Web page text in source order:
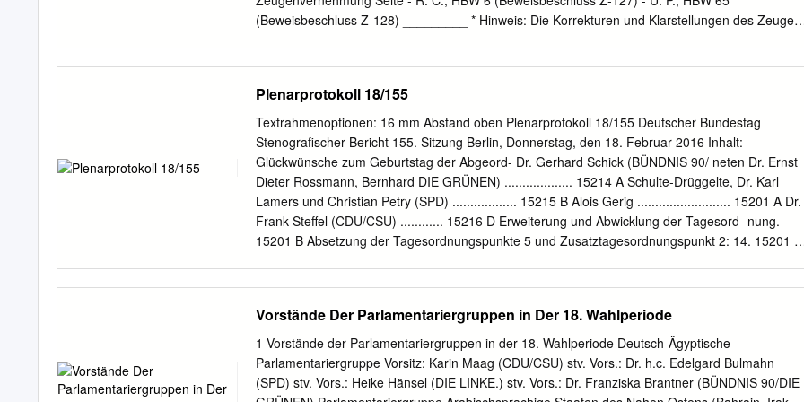
Dörflinger X Marie-Luise Dött X Hansjörg Durz X Jutta Eckenbach X Dr. Bernd Fabritius X
(Beweisbeschluss Z-128) _________ * Hinweis: Die Korrekturen und Klarstellungen des Zeugen
Ausschusses Ordentliche Mitglieder Stellvertretende Mitglieder CDU/CSU Sensburg, Prof. Dr.
Patrick Marschall, Matern von Lindholz, Andrea Ostermann, Tim, Dr. Schipanski, Tankred
Marian Warken, Nina SPD Flisek, Christian Lischka, Bernd Mittag, Susanne Zimmermann, Jens,
Dr. DIE LINKE. Renner, Martina Hahn, André, Dr. BÜNDNIS 90/DIE Notz, Dr. Konstantin von
Ströbele, Hans-Christian GRÜNEN Fraktionsmitarbeiter CDU/CSU Feser, Andreas, Dr. Allers,
Fried-Heye Fischer, Sebastian D. Schrot, Jacob SPD Heyer, Christian Hanke, Christian Diego
Ahlefeldt, Johannes von Dähne, Dr. Harald Etzkorn, Irene Schönermark, Jasper DIE LINKE.
Halbroth, Anneke Scheele, Jürgen,
Plenarprotokoll 18/155
Textrahmenoptionen: 16 mm Abstand oben Plenarprotokoll 18/155 Deutscher Bundestag
Stenografischer Bericht 155. Sitzung Berlin, Donnerstag, den 18. Februar 2016 Inhalt:
Glückwünsche zum Geburtstag der Abgeord- Dr. Gerhard Schick (BÜNDNIS 90/ neten Dr. Ernst
Dieter Rossmann, Bernhard DIE GRÜNEN) ................... 15214 A Schulte-Drüggelte, Dr. Karl
Lamers und Christian Petry (SPD) .................. 15215 B Alois Gerig .......................... 15201 A Dr.
Frank Steffel (CDU/CSU) ............ 15216 D Erweiterung und Abwicklung der Tagesord- nung.
15201 B Absetzung der Tagesordnungspunkte 5 und Zusatztagesordnungspunkt 2: 14. 15201 D
Drucksache 18/7553 ................... 15218 B Erste Beratung des von der Bundesregie- rung
eingebrachten Entwurfs eines Ersten Dr. Anton Hofreiter (BÜNDNIS 90/ Gesetzes zur
Novellierung von Finanz- DIE GRÜNEN) ..................... 15218 B marktvorschriften auf Grund
europäischer Marian Wendt (CDU/CSU) .............. 15219 D Rechtsakte (Erstes
Finanzmarktnovellie- rungsgesetz – 1. FiMaNoG) Katja Kipping (DIE LINKE) ............ 15221 D
Vorstände Der Parlamentariergruppen in Der 18. Wahlperiode
1 Vorstände der Parlamentariergruppen in der 18. Wahlperiode Deutsch-Ägyptische
Parlamentariergruppe Vorsitz: Karin Maag (CDU/CSU) stv. Vors.: Dr. h.c. Edelgard Bulmahn
(SPD) stv. Vors.: Heike Hänsel (DIE LINKE.) stv. Vors.: Dr. Franziska Brantner (BÜNDNIS 90/DIE